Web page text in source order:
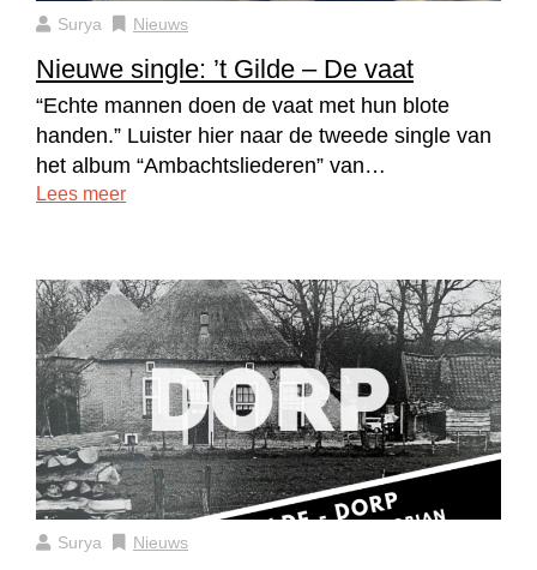
Surya Nieuws
Nieuwe single: ’t Gilde – De vaat
“Echte mannen doen de vaat met hun blote
handen.” Luister hier naar de tweede single van
het album “Ambachtsliederen” van…
Lees meer
Surya Nieuws